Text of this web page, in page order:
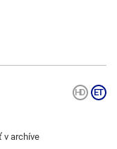
v archíve